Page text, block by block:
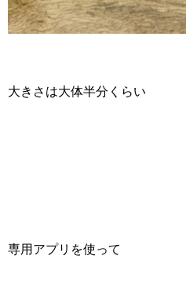
大きさは大体半分くらい
専用アプリを使って